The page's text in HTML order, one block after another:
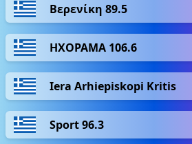
Βερενίκη 89.5
ΗΧΟΡΑΜΑ 106.6
Iera Arhiepiskopi Kritis
Sport 96.3